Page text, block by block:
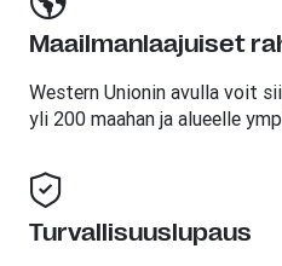
Maailmanlaajuiset
Western Unionin avulla voit
yli 200 maahan ja alueelle
Turvallisuuslupaus